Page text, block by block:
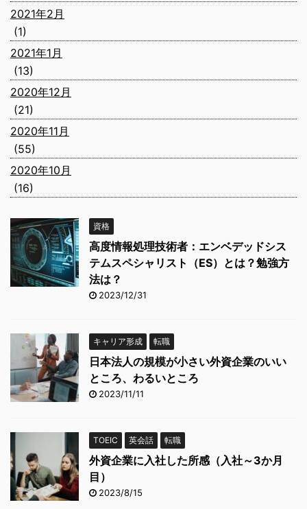
2021年2月
(1)
2021年1月
(13)
2020年12月
(21)
2020年11月
(55)
2020年10月
(16)
資格
高度情報処理技術者：エンベデッドシス
テムスペシャリスト（ES）とは？勉強方
法は？
2023/12/31
キャリア形成 転職
日本法人の規模が小さい外資企業のいい
ところ、わるいところ
2023/11/11
TOEIC 英会話 転職
外資企業に入社した所感（入社～3か月
目）
2023/8/15